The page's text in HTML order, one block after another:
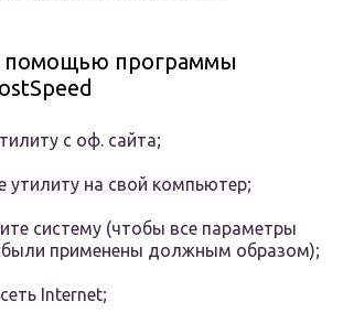
помощью программы
с оф. сайта;
утилиту на свой компьютер;
систему (чтобы все параметры
были применены должным образом);
Internet;